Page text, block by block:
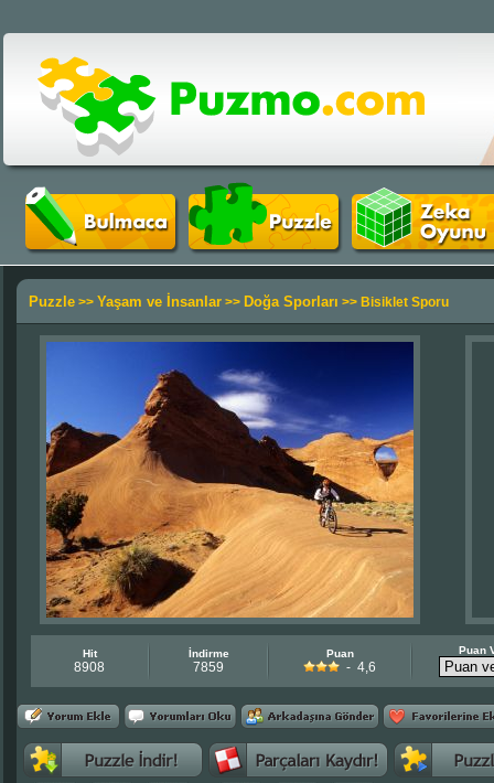
Puzzle >> Yaşam ve İnsanlar >> Doğa Sporları >> Bisiklet Sporu
Hit
8908
İndirme
7859
Puan
- 4,6
Puan